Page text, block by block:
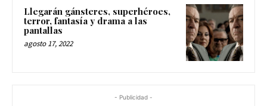
Llegarán gánsteres, superhéroes,
terror, fantasía y drama a las
pantallas
agosto 17, 2022
- Publicidad -